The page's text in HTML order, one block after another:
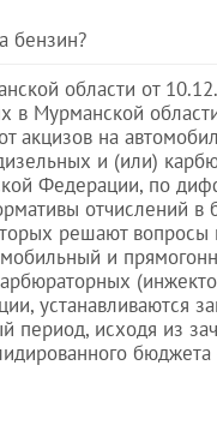
бензин?
области от
Мурманской
акцизов на
и (или)
Федерации, по
отчислений
решают вопросы
и
устанавливаются
исходя из
бюджета